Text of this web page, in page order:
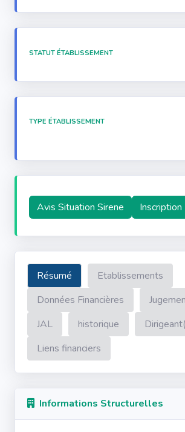
STATUT ÉTABLISSEMENT
TYPE ÉTABLISSEMENT
Avis Situation Sirene Inscription
Résumé
Etablissements
Données Financières
JAL
historique
Liens financiers
Informations Structurelles